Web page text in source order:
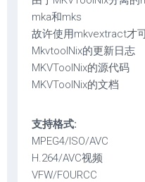
mka和mks
故许使用mkvextract才
MkvtoolNix的更新日志
MKVToolNix的源代码
MKVToolNix的文档
支持格式:
MPEG4/ISO/AVC
H.264/AVC视频
VFW/FOURCC